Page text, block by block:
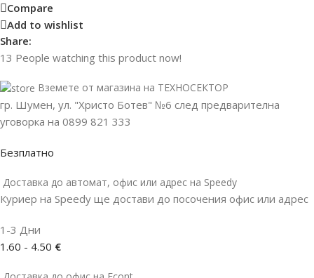
Compare
Add to wishlist
Share:
13 People watching this product now!
Вземете от магазина на ТЕХНОСЕКТОР
гр. Шумен, ул. "Христо Ботев" №6 след предварителна
уговорка на 0899 821 333
Безплатно
Доставка до автомат, офис или адрес на Speedy
Куриер на Speedy ще достави до посочения офис или адрес
1-3 Дни
1.60 - 4.50 €